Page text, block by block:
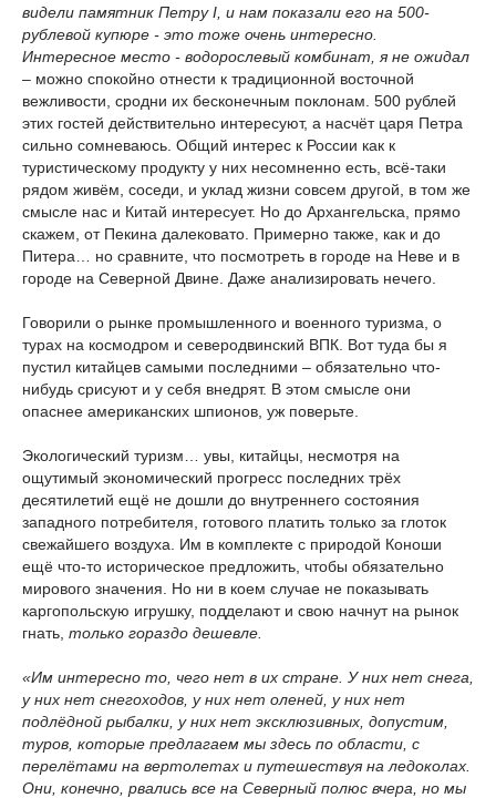
видели памятник Петру I, и нам показали его на 500-
рублевой купюре - это тоже очень интересно.
Интересное место - водорослевый комбинат, я не ожидал
– можно спокойно отнести к традиционной восточной
вежливости, сродни их бесконечным поклонам. 500 рублей
этих гостей действительно интересуют, а насчёт царя Петра
сильно сомневаюсь. Общий интерес к России как к
туристическому продукту у них несомненно есть, всё-таки
рядом живём, соседи, и уклад жизни совсем другой, в том же
смысле нас и Китай интересует. Но до Архангельска, прямо
скажем, от Пекина далековато. Примерно также, как и до
Питера… но сравните, что посмотреть в городе на Неве и в
городе на Северной Двине. Даже анализировать нечего.
Говорили о рынке промышленного и военного туризма, о
турах на космодром и северодвинский ВПК. Вот туда бы я
пустил китайцев самыми последними – обязательно что-
нибудь срисуют и у себя внедрят. В этом смысле они
опаснее американских шпионов, уж поверьте.
Экологический туризм… увы, китайцы, несмотря на
ощутимый экономический прогресс последних трёх
десятилетий ещё не дошли до внутреннего состояния
западного потребителя, готового платить только за глоток
свежайшего воздуха. Им в комплекте с природой Коноши
ещё что-то историческое предложить, чтобы обязательно
мирового значения. Но ни в коем случае не показывать
каргопольскую игрушку, подделают и свою начнут на рынок
гнать, только гораздо дешевле.
«Им интересно то, чего нет в их стране. У них нет снега,
у них нет снегоходов, у них нет оленей, у них нет
подлёдной рыбалки, у них нет эксклюзивных, допустим,
туров, которые предлагаем мы здесь по области, с
перелётами на вертолетах и путешествуя на ледоколах.
Они, конечно, рвались все на Северный полюс вчера, но мы